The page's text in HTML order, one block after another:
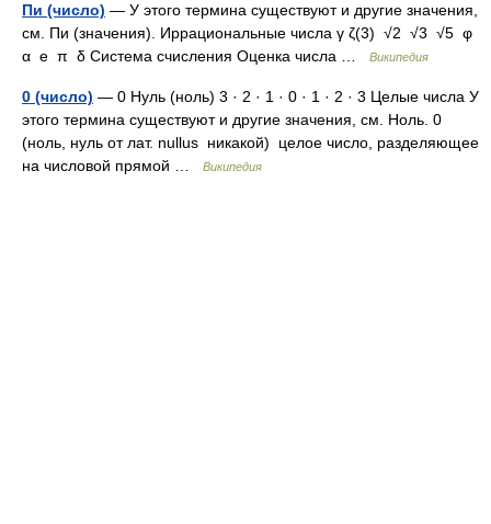
Пи (число) — У этого термина существуют и другие значения,
см. Пи (значения). Иррациональные числа γ ζ(3) √2 √3 √5 φ
α e π δ Система счисления Оценка числа …
Википедия
0 (число) — 0 Нуль (ноль) 3 · 2 · 1 · 0 · 1 · 2 · 3 Целые числа У
этого термина существуют и другие значения, см. Ноль. 0
(ноль, нуль от лат. nullus никакой) целое число, разделяющее
на числовой прямой …
Википедия